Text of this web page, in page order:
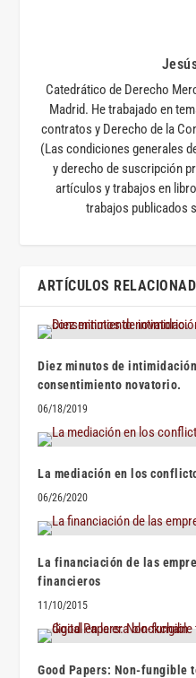
Catedrático de Derecho
Madrid. He trabajado en
contratos y Derecho de la
(Las condiciones generales
y derecho de suscripción
artículos y trabajos en
trabajos publicados
ARTÍCULOS
Diez minutos de
consentimiento novatorio.
06/18/2019
La mediación en los
06/26/2020
La financiación de las
financieros
11/10/2015
Good Papers: Non-fungible